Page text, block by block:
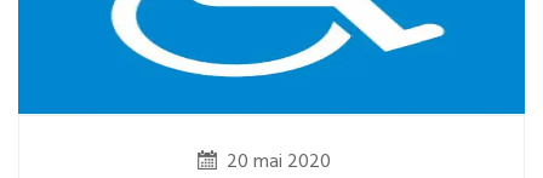
20 mai 2020